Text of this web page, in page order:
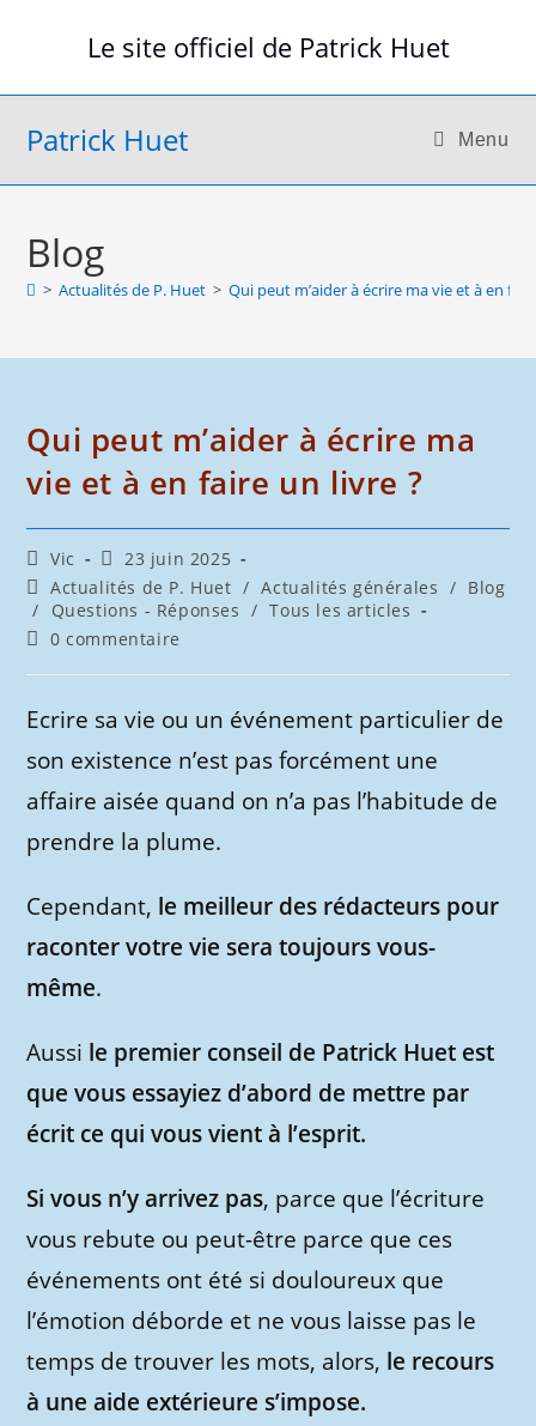
Le site officiel de Patrick Huet
Patrick Huet Menu
Blog
> Actualités de P. Huet > Qui peut m’aider à écrire ma vie et à en
Qui peut m’aider à écrire ma
vie et à en faire un livre ?
Auteur/autrice
de
la
publication :
Vic
Publication
publiée :
23 juin 2025
Post
category:
Actualités de P. Huet / Actualités générales / Blog
/
Questions - Réponses / Tous les articles
Commentaires
la
publication :
0 commentaire
Ecrire sa vie ou un événement particulier de
son existence n’est pas forcément une
affaire aisée quand on n’a pas l’habitude de
prendre la plume.
Cependant, le meilleur des rédacteurs pour
raconter votre vie sera toujours vous-
même.
Aussi le premier conseil de Patrick Huet est
que vous essayiez d’abord de mettre par
écrit ce qui vous vient à l’esprit.
Si vous n’y arrivez pas, parce que l’écriture
vous rebute ou peut-être parce que ces
événements ont été si douloureux que
l’émotion déborde et ne vous laisse pas le
temps de trouver les mots, alors, le recours
à une aide extérieure s’impose.